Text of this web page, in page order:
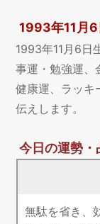
1993年11月6
1993年11月6日
事運・勉強運、
健康運、ラッキ
伝えします。
今日の運勢・
無駄を省き、